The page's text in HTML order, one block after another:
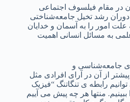
در مقام فیلسوف اجتماعی
دوران رشد تخیل جامعه‌شناختی
امور را به آسمان و خدایان
به مسائل انسانی اهمیت
جامعه‌شناسی و
از آن در آرای افرادی مثل
رابطه ی تنگاتنگ “فیزیک
منتها هر چه پیش می آییم